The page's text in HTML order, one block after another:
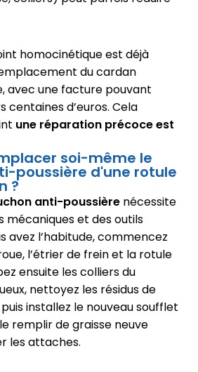
homocinétique est déjà
du cardan
avec une facture pouvant
centaines d’euros. Cela
une réparation précoce est
soi-même le
poussière d'une rotule
?
anti-poussièrenécessite
et des outils
avez l’habitude, commencez
l’étrier de frein et la rotule
ensuite les colliers du
nettoyez les résidus de
installez le nouveau soufflet
remplir de graisse neuve
les attaches.